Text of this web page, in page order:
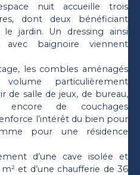
nuit accueille trois
dont deux bénéficiant
le jardin. Un dressing ainsi
baignoire viennent
les combles aménagés
particulièrement
de salle de jeux, de bureau,
encore de couchages
l’intérêt du bien pour
pour une résidence
d’une cave isolée et
et d’une chaufferie de 36